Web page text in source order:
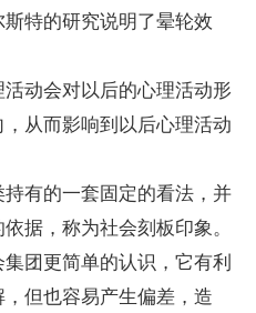
特的研究说明了晕轮效
动会对以后的心理活动形
从而影响到以后心理活动
有的一套固定的看法，并
据，称为社会刻板印象。
团更简单的认识，它有利
但也容易产生偏差，造